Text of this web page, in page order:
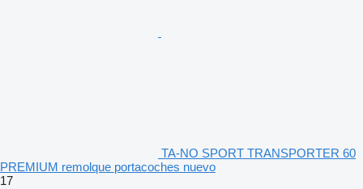
TA-NO SPORT TRANSPORTER 60
PREMIUM remolque portacoches nuevo
17